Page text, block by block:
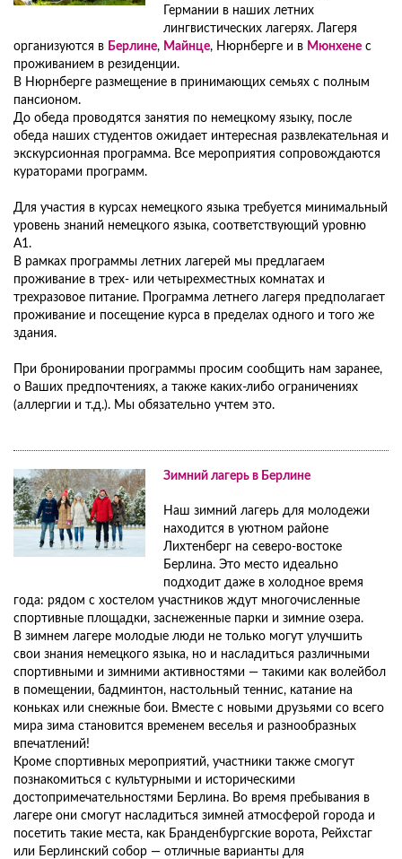
Германии в наших летних
лингвистических лагерях. Лагеря
организуются в Берлине, Майнце, Нюрнберге и в Мюнхене с
проживанием в резиденции.
В Нюрнберге размещение в принимающих семьях с полным
пансионом.
До обеда проводятся занятия по немецкому языку, после
обеда наших студентов ожидает интересная развлекательная и
экскурсионная программа. Все мероприятия сопровождаются
кураторами программ.
Для участия в курсах немецкого языка требуется минимальный
уровень знаний немецкого языка, соответствующий уровню
A1.
В рамках программы летних лагерей мы предлагаем
проживание в трех- или четырехместных комнатах и
трехразовое питание. Программа летнего лагеря предполагает
проживание и посещение курса в пределах одного и того же
здания.
При бронировании программы просим сообщить нам заранее,
о Ваших предпочтениях, а также каких-либо ограничениях
(аллергии и т.д.). Мы обязательно учтем это.
Зимний лагерь в Берлине
Наш зимний лагерь для молодежи
находится в уютном районе
Лихтенберг на северо-востоке
Берлина. Это место идеально
подходит даже в холодное время
года: рядом с хостелом участников ждут многочисленные
спортивные площадки, заснеженные парки и зимние озера.
В зимнем лагере молодые люди не только могут улучшить
свои знания немецкого языка, но и насладиться различными
спортивными и зимними активностями — такими как волейбол
в помещении, бадминтон, настольный теннис, катание на
коньках или снежные бои. Вместе с новыми друзьями со всего
мира зима становится временем веселья и разнообразных
впечатлений!
Кроме спортивных мероприятий, участники также смогут
познакомиться с культурными и историческими
достопримечательностями Берлина. Во время пребывания в
лагере они смогут насладиться зимней атмосферой города и
посетить такие места, как Бранденбургские ворота, Рейхстаг
или Берлинский собор — отличные варианты для